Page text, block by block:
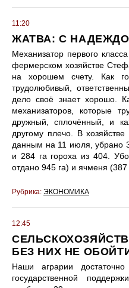
11:20
ЖАТВА: С
Механизатор первого
фермерском хозяйстве
на хорошем счету. Как
трудолюбивый,
дело своё знает хорошо.
механизаторов, которые
дружный, сплочённый, и
другому плечо. В
данным на 11 июля, убрано
и 284 га гороха из 404.
отдано 945 га) и ячменя (387
Рубрика: ЭКОНОМИКА
12:45
БЕЗ НИХ НЕ
Наши аграрии
государственной